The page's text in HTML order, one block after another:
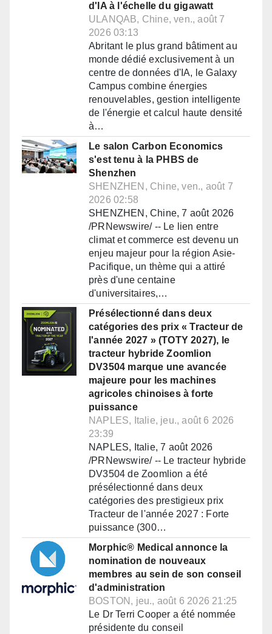
d'IA à l'échelle du gigawatt
ULANQAB, Chine, ven., août 7
2026 03:13
Abritant le plus grand bâtiment au
monde dédié exclusivement à un
centre de données d'IA, le Galaxy
Campus combine énergies
renouvelables, gestion intelligente
de l'énergie et calcul haute densité
à…
Le salon Carbon Economics
s'est tenu à la PHBS de
Shenzhen
SHENZHEN, Chine, ven., août 7
2026 02:58
SHENZHEN, Chine, 7 août 2026
/PRNewswire/ -- Le lien entre
climat et commerce est devenu un
enjeu majeur pour la région Asie-
Pacifique, un thème qui a attiré
près d'une centaine
d'universitaires,…
Présélectionné dans deux
catégories des prix « Tracteur de
l'année 2027 » (TOTY 2027), le
tracteur hybride Zoomlion
DV3504 marque une avancée
majeure pour les machines
agricoles chinoises à forte
puissance
NAPLES, Italie, jeu., août 6 2026
23:39
NAPLES, Italie, 7 août 2026
/PRNewswire/ -- Le tracteur hybride
DV3504 de Zoomlion a été
présélectionné dans deux
catégories des prestigieux prix
Tracteur de l'année 2027 : Forte
puissance (300…
Morphic® Medical annonce la
nomination de nouveaux
membres au sein de son conseil
d'administration
BOSTON, jeu., août 6 2026 21:25
Le Dr Terri Cooper a été nommée
présidente du conseil